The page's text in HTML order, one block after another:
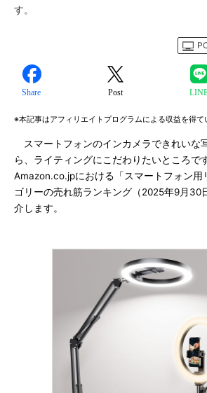
す。
Share Post
※本記事はアフィリエイトプログラムによる収益を得て
スマートフォンのインカメラできれいな
ら、ライティングにこだわりたいところで
Amazon.co.jpにおける「スマートフォン用
ゴリーの売れ筋ランキング（2025年9月30
介します。